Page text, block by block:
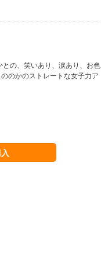
の、笑いあり、涙あり、お色
のかのストレートな女子力ア